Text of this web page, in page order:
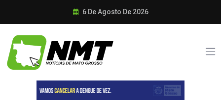
6 De Agosto De 2026